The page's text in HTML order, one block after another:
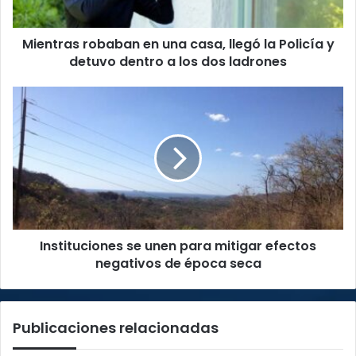
Policía
y
detuvo
los
dos
ladrones
Mientras robaban en una casa, llegó la Policía y
detuvo dentro a los dos ladrones
Instituciones
se
unen
para
mitigar
efectos
negativos
de
época
Instituciones se unen para mitigar efectos
negativos de época seca
Publicaciones relacionadas